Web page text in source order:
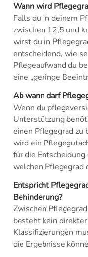
Wann wird
Falls du in deinem
zwischen 12,5 und
wirst du in
entscheidend, wie
Pflegeaufwand du
eine „geringe
Ab wann darf
Wenn du
Unterstützung
einen Pflegegrad zu
wird ein
für die
welchen Pflegegrad
Entspricht
Behinderung?
Zwischen
besteht kein
Klassifizierungen
die Ergebnisse